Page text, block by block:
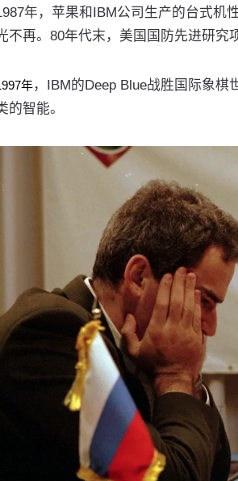
年，苹果和IBM公司生产的台式机
不再。80年代末，美国国防先进研究
年，IBM的Deep Blue战胜国际象
的智能。